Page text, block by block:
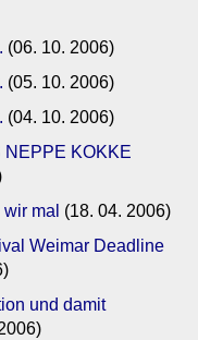
(06. 10. 2006)
(05. 10. 2006)
(04. 10. 2006)
NEPPE KOKKE
mal (18. 04. 2006)
Weimar Deadline
und damit